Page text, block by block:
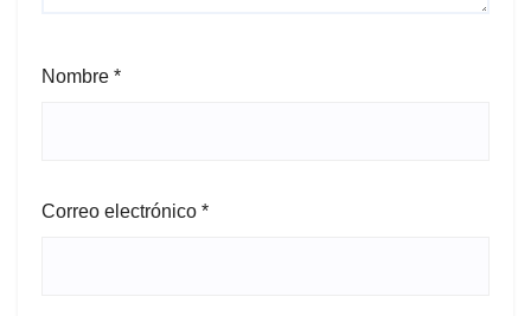
Nombre *
Correo electrónico *